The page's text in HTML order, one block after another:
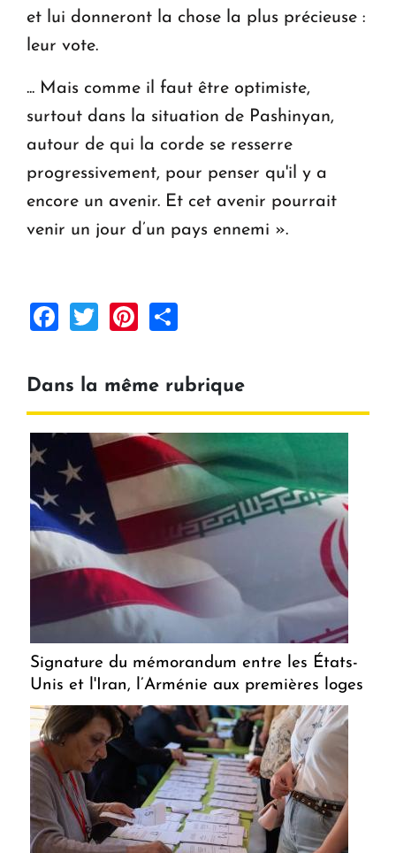
et lui donneront la chose la plus précieuse :
leur vote.
... Mais comme il faut être optimiste,
surtout dans la situation de Pashinyan,
autour de qui la corde se resserre
progressivement, pour penser qu'il y a
encore un avenir. Et cet avenir pourrait
venir un jour d’un pays ennemi ».
Facebook
TwitterPinterest
Dans la même rubrique
Signature du mémorandum entre les États-
Unis et l'Iran, l’Arménie aux premières loges